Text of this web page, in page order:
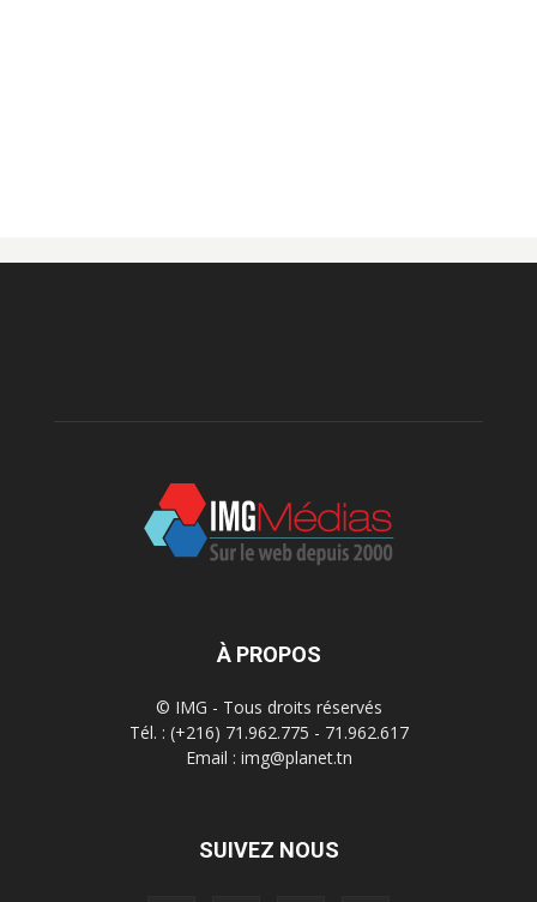
À PROPOS
© IMG - Tous droits réservés
Tél. : (+216) 71.962.775 - 71.962.617
Email : img@planet.tn
SUIVEZ NOUS